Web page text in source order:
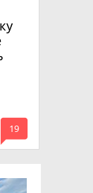
mode_comment
19